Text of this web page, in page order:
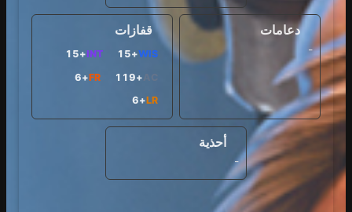
دعامات
-
قفازات
WIS
+15
INT
+15
+119
FR
+6
LR
+6
أحذية
-